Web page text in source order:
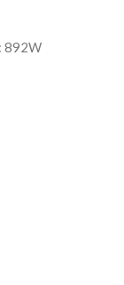
892W